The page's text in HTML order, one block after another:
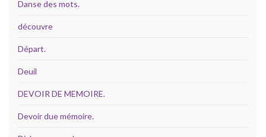
Danse des mots.
découvre
Départ.
Deuil
DEVOIR DE MEMOIRE.
Devoir due mémoire.